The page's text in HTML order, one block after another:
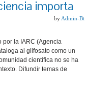
importa
by Admin-Bt
por la IARC (Agencia
al glifosato como un
científica no se ha
Difundir temas de